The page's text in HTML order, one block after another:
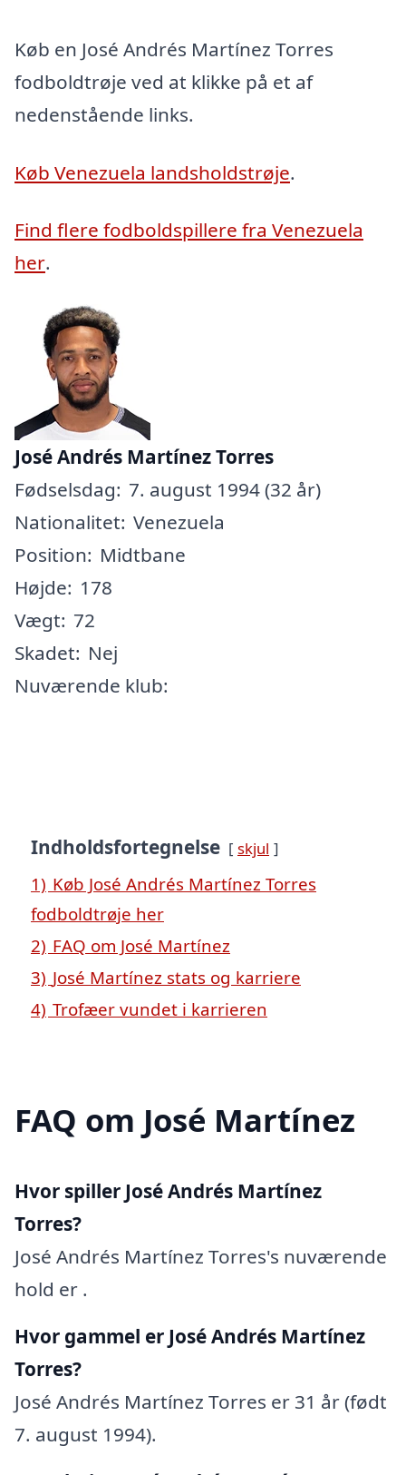
Køb en José Andrés Martínez Torres
fodboldtrøje ved at klikke på et af
nedenstående links.
Køb Venezuela landsholdstrøje.
Find flere fodboldspillere fra Venezuela
her.
José Andrés Martínez Torres
Fødselsdag: 7. august 1994 (32 år)
Nationalitet: Venezuela
Position: Midtbane
Højde: 178
Vægt: 72
Skadet: Nej
Nuværende klub:
Indholdsfortegnelse skjul
1) Køb José Andrés Martínez Torres
fodboldtrøje her
2) FAQ om José Martínez
3) José Martínez stats og karriere
4) Trofæer vundet i karrieren
FAQ om José Martínez
Hvor spiller José Andrés Martínez
Torres?
José Andrés Martínez Torres's nuværende
hold er .
Hvor gammel er José Andrés Martínez
Torres?
José Andrés Martínez Torres er 31 år (født
7. august 1994).